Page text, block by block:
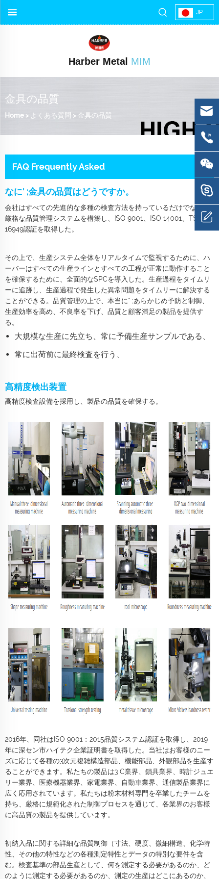
JP
Harber Metal MIM
金具の品質
Home > よくある質問 > 金具の品質
FAQ Frequently Asked
なに' ;金具の品質はどうですか。
会社はすべての先進的な多種の検査方法を持っているだけでなく、
厳格な品質管理システムを構築し、ISO 9001、ISO 14001、TS
16949認証を取得した。
その上で、生産システム全体をリアルタイムで監視するために、ハ
ーバーはすべての生産ラインとすべての工程が正常に動作すること
を確保するために、全面的なSPCを導入した。生産過程をタイムリ
ーに追跡し、生産過程で発生した異常問題をタイムリーに解決する
ことができる。品質管理の上で、本当に" ;あらかじめ予防と制御、
生産効率を高め、不良率を下げ、品質と顧客満足の製品を提供す
る。
大規模な生産に先立ち、常に予備生産サンプルである、
常に出荷前に最終検査を行う、
高精度検出装置
高精度検査設備を採用し、製品の品質を確保する。
2016年、同社はISO 9001：2015品質システム認証を取得し、2019
年に深セン市ハイテク企業証明書を取得した。当社はお客様のニー
ズに応じて各種の3次元複雑構造部品、機能部品、外観部品を生産す
ることができます。私たちの製品は3 C業界、鎖具業界、時計ジュエ
リー業界、医療機器業界、家電業界、自動車業界、通信製品業界に
広く応用されています。私たちは粉末材料専門を卒業したチームを
持ち、厳格に規範化された制御プロセスを通じて、各業界のお客様
に高品質の製品を提供しています。
初納入品に関する詳細な品質制御（寸法、硬度、微細構造、化学特
性、その他の特性などの各種測定特性とデータの特別な要件を含
む。検査基準の部品生産として、何を測定する必要があるのか、ど
のように測定する必要があるのか、測定の生産はどこにあるのか、